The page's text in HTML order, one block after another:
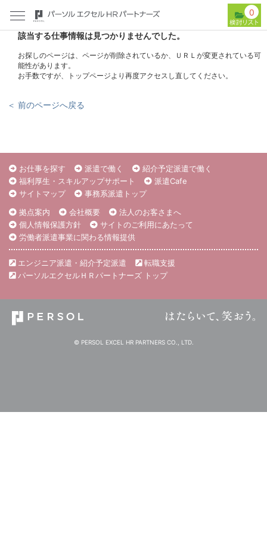
0
該当する仕事情報は見つかりませんでした。
お探しのページは、ページが削除されているか、ＵＲＬが変更されている可
能性があります。
お手数ですが、トップページより再度アクセスし直してください。
＜ 前のページへ戻る
お仕事を探す 派遣で働く
紹介予定派遣で働く
福利厚生・スキルアップサポート
派遣Cafe
サイトマップ
事務系派遣トップ
拠点案内
会社概要
法人のお客さまへ
個人情報保護方針
サイトのご利用にあたって
労働者派遣事業に関わる情報提供
エンジニア派遣・紹介予定派遣
転職支援
パーソルエクセルＨＲパートナーズ トップ
© PERSOL EXCEL HR PARTNERS CO., LTD.